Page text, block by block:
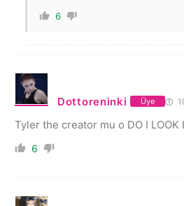
6
Dottoreninki Üye
Tyler the creator mu o DO I LOOK
6